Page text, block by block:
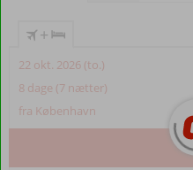
+
22 okt. 2026 (to.)
8 dage (7 nætter)
fra København